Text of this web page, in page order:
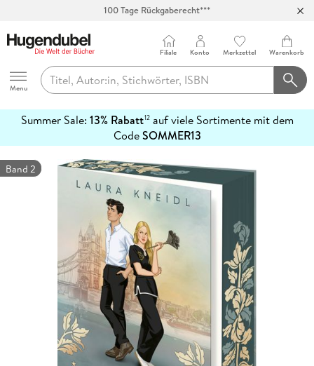
100 Tage Rückgaberecht***
Hugendubel
Menu
Filiale Konto Merkzettel Warenkorb
Summer Sale: 13% Rabatt12auf viele Sortimente mit dem
CodeSOMMER13
erfahren
Band 2